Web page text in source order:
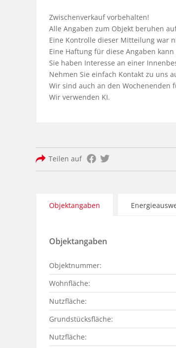
Zwischenverkauf vorbehalten!
Alle Angaben zum Objekt beruhen
Eine Kontrolle dieser Mitteilung war
Eine Haftung für diese Angaben
Sie haben Interesse an einer
Nehmen Sie einfach Kontakt zu uns
Wir sind auch an den Wochenenden
Wir verwenden KI.
Teilen auf
Objektangaben
Objektangaben
Objektnummer:
Wohnfläche:
Nutzfläche:
Grundstücksfläche:
Nutzfläche: